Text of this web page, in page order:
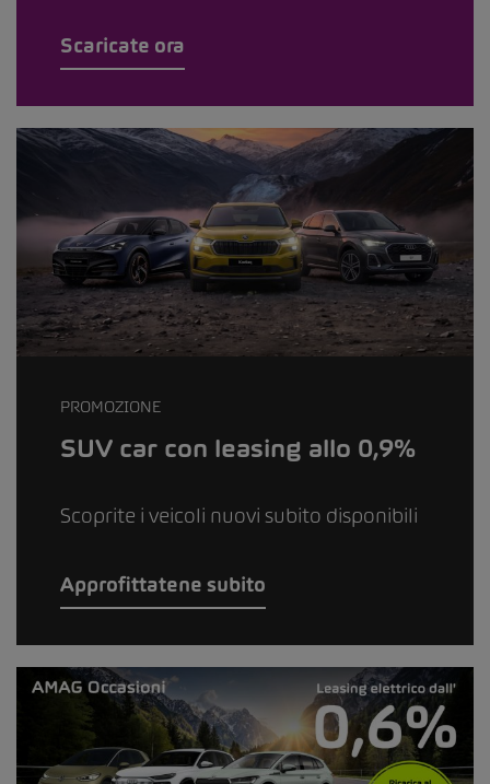
Scaricate ora
PROMOZIONE
SUV car con leasing allo 0,9%
Scoprite i veicoli nuovi subito disponibili
Approfittatene subito